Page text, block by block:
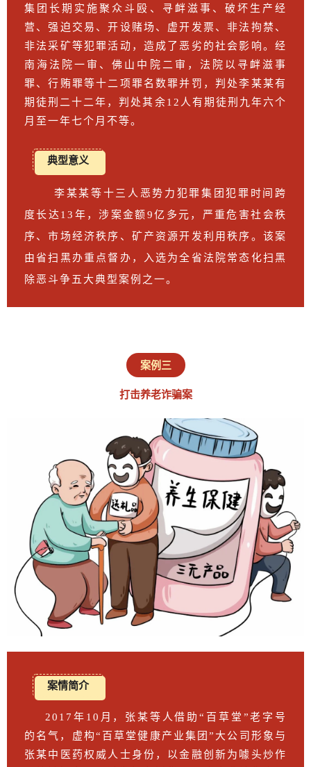
集团长期实施聚众斗殴、寻衅滋事、破坏生产经
营、强迫交易、开设赌场、虚开发票、非法拘禁、
非法采矿等犯罪活动，造成了恶劣的社会影响。经
南海法院一审、佛山中院二审，法院以寻衅滋事
罪、行贿罪等十二项罪名数罪并罚，判处李某某有
期徒刑二十二年，判处其余12人有期徒刑九年六个
月至一年七个月不等。
典型意义
李某某等十三人恶势力犯罪集团犯罪时间跨
度长达13年，涉案金额9亿多元，严重危害社会秩
序、市场经济秩序、矿产资源开发利用秩序。该案
由省扫黑办重点督办，入选为全省法院常态化扫黑
除恶斗争五大典型案例之一。
案例三
打击养老诈骗案
案情简介
2017年10月，张某等人借助“百草堂”老字号
的名气，虚构“百草堂健康产业集团”大公司形象与
张某中医药权威人士身份，以金融创新为噱头炒作